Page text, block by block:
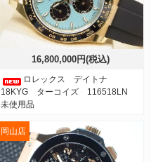
16,800,000円(税込)
ロレックス デイトナ
18KYG ターコイズ 116518LN
未使用品
岡山店